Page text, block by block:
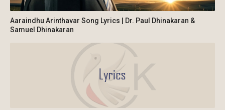
Aaraindhu Arinthavar Song Lyrics | Dr. Paul Dhinakaran &
Samuel Dhinakaran